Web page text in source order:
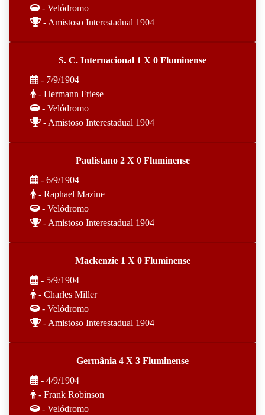
- Velódromo
- Amistoso Interestadual 1904
S. C. Internacional 1 X 0 Fluminense
- 7/9/1904
- Hermann Friese
- Velódromo
- Amistoso Interestadual 1904
Paulistano 2 X 0 Fluminense
- 6/9/1904
- Raphael Mazine
- Velódromo
- Amistoso Interestadual 1904
Mackenzie 1 X 0 Fluminense
- 5/9/1904
- Charles Miller
- Velódromo
- Amistoso Interestadual 1904
Germânia 4 X 3 Fluminense
- 4/9/1904
- Frank Robinson
- Velódromo